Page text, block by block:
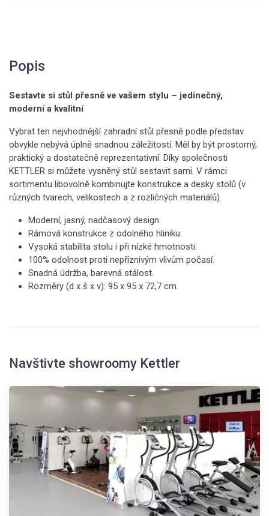
Popis
Sestavte si stůl přesně ve vašem stylu – jedinečný,
moderní a kvalitní
Vybrat ten nejvhodnější zahradní stůl přesně podle představ
obvykle nebývá úplně snadnou záležitostí. Měl by být prostorný,
praktický a dostatečně reprezentativní. Díky společnosti
KETTLER si můžete vysněný stůl sestavit sami. V rámci
sortimentu libovolně kombinujte konstrukce a desky stolů (v
různých tvarech, velikostech a z rozličných materiálů).
Moderní, jasný, nadčasový design.
Rámová konstrukce z odolného hliníku.
Vysoká stabilita stolu i při nízké hmotnosti.
100% odolnost proti nepříznivým vlivům počasí.
Snadná údržba, barevná stálost.
Rozměry (d x š x v): 95 x 95 x 72,7 cm.
Navštivte showroomy Kettler